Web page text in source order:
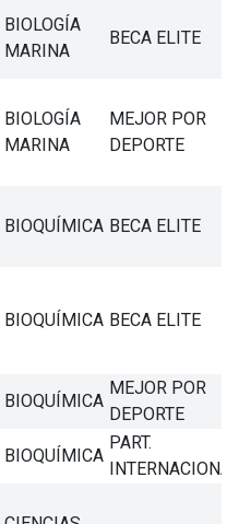
BIOLOGÍA
MARINA
BECA ELITE
BIOLOGÍA
MARINA
MEJOR POR
DEPORTE
BIOQUÍMICA BECA ELITE
BIOQUÍMICA BECA ELITE
BIOQUÍMICA
MEJOR POR
DEPORTE
BIOQUÍMICA
PART.